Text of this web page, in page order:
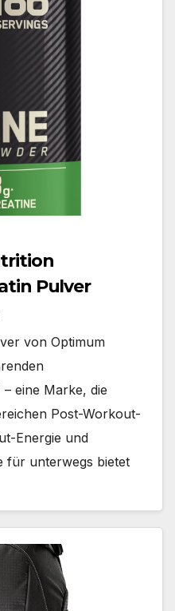
Pulver
von Optimum
eine Marke, die
Post-Workout-
Energie und
für unterwegs bietet